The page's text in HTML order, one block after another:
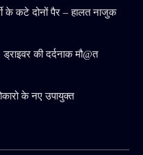
के कटे दोनों पैर – हालत नाजुक
की दर्दनाक मौ@त
के नए उपायुक्त